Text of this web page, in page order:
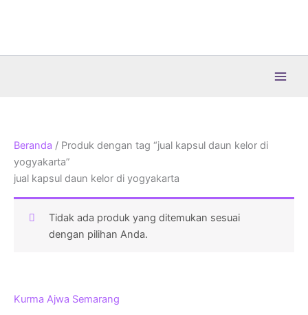
Beranda / Produk dengan tag “jual kapsul daun kelor di
yogyakarta”
jual kapsul daun kelor di yogyakarta
Tidak ada produk yang ditemukan sesuai
dengan pilihan Anda.
Kurma Ajwa Semarang